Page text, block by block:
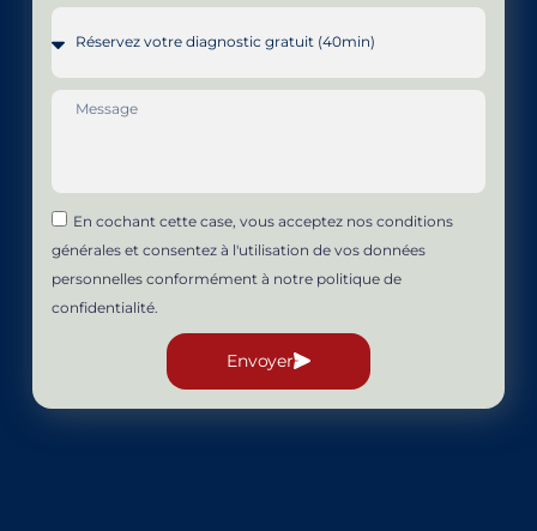
En cochant cette case, vous acceptez nos conditions
générales et consentez à l'utilisation de vos données
personnelles conformément à notre politique de
confidentialité.
Envoyer